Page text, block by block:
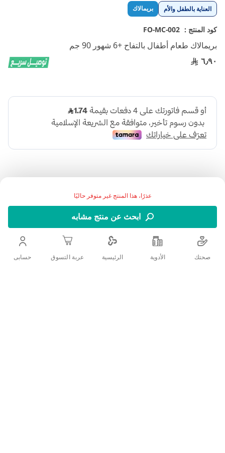
العناية بالطفل والأم بريمالاك
كود المنتج : FO-MC-002
بريمالاك طعام أطفال بالتفاح +6 شهور 90 جم
٦٫٩٠
عذرًا، هذا المنتج غير متوفر حاليًا
ابحث عن منتج مشابهاضف الي قائمة امنياتك
تخطي
إلى
بداية
معرض
الصور
التفاصيل
صحتك الأدوية الرئيسية عربة التسوق حسابى